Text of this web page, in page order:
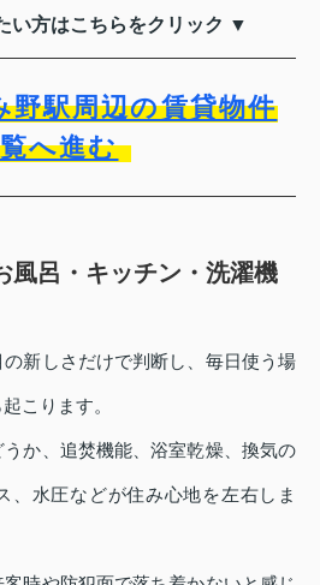
い方はこちらをクリック ▼
野駅周辺の賃貸物件
へ進む
風呂・キッチン・洗濯機
新しさだけで判断し、毎日使う場
こります。
か、追焚機能、浴室乾燥、換気の
、水圧などが住み心地を左右しま